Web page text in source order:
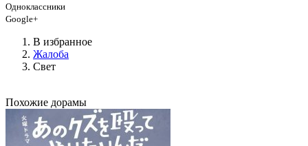
Одноклассники
Google+
В избранное
Жалоба
Свет
Похожие дорамы